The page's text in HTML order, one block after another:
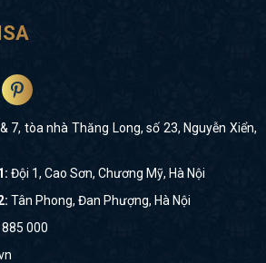
7, tòa nhà Thăng Long, số 23, Nguyễn Xiển,
Đội 1, Cao Sơn, Chương Mỹ, Hà Nội
Tân Phong, Đan Phượng, Hà Nội
000